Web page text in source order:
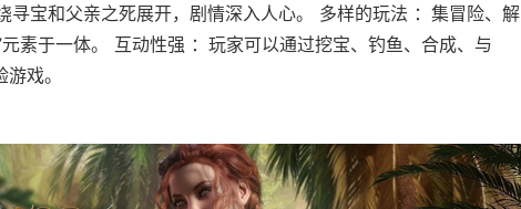
寻宝和父亲之死展开，剧情深入人心。 多样的玩法 ：集冒险、解
素于一体。 互动性强 ：玩家可以通过挖宝、钓鱼、合成、与
戏。